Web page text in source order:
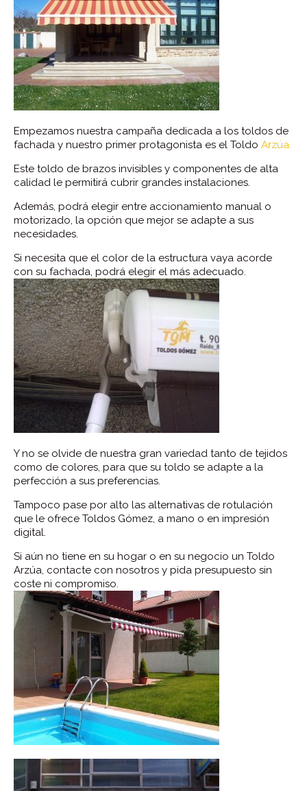
Empezamos nuestra campaña dedicada a los toldos de
fachada y nuestro primer protagonista es el Toldo Arzúa.
Este toldo de brazos invisibles y componentes de alta
calidad le permitirá cubrir grandes instalaciones.
Además, podrá elegir entre accionamiento manual o
motorizado, la opción que mejor se adapte a sus
necesidades.
Si necesita que el color de la estructura vaya acorde
con su fachada, podrá elegir el más adecuado.
Y no se olvide de nuestra gran variedad tanto de tejidos
como de colores, para que su toldo se adapte a la
perfección a sus preferencias.
Tampoco pase por alto las alternativas de rotulación
que le ofrece Toldos Gómez, a mano o en impresión
digital.
Si aún no tiene en su hogar o en su negocio un Toldo
Arzúa, contacte con nosotros y pida presupuesto sin
coste ni compromiso.